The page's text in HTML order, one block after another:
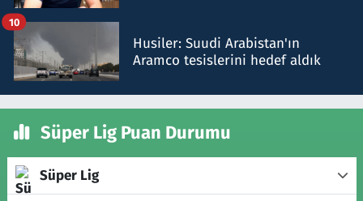
Husiler: Suudi Arabistan'ın
Aramco tesislerini hedef aldık
10
Süper Lig Puan Durumu
Süper Lig